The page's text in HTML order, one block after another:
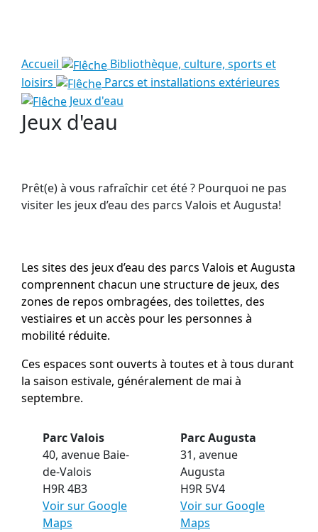
Accueil
Bibliothèque, culture, sports et
loisirs
Parcs et installations extérieures
Jeux d'eau
Jeux d'eau
Prêt(e) à vous rafraîchir cet été ? Pourquoi ne pas
visiter les jeux d’eau des parcs Valois et Augusta!
Les sites des jeux d’eau des parcs Valois et Augusta
comprennent chacun une structure de jeux, des
zones de repos ombragées, des toilettes, des
vestiaires et un accès pour les personnes à
mobilité réduite.
Ces espaces sont ouverts à toutes et à tous durant
la saison estivale, généralement de mai à
septembre.
Parc Valois
40, avenue Baie-
de-Valois
H9R 4B3
Voir sur Google
Maps
Parc Augusta
31, avenue
Augusta
H9R 5V4
Voir sur Google
Maps